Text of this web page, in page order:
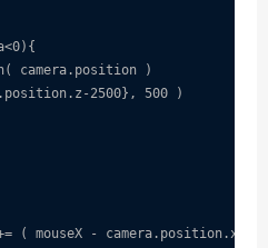
camera.position )
2500}, 500 )
( mouseX - camera.position.x ) ;